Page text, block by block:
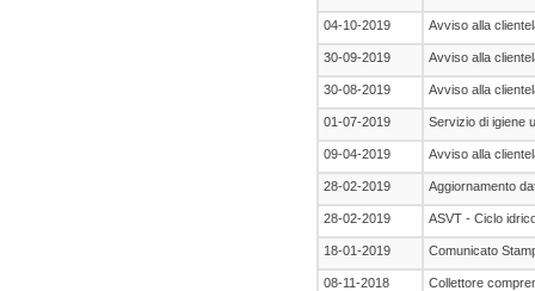
04-10-2019 Avviso alla
30-09-2019 Avviso alla
30-08-2019 Avviso alla
01-07-2019 Servizio di igiene
09-04-2019 Avviso alla
28-02-2019 Aggiornamento
28-02-2019 ASVT - Ciclo
18-01-2019 Comunicato
08-11-2018 Collettore